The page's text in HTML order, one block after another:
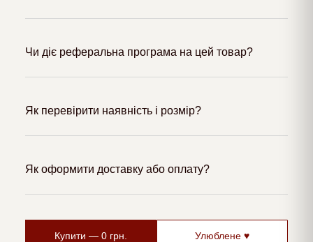
Чи діє реферальна програма на цей товар?
Як перевірити наявність і розмір?
Як оформити доставку або оплату?
Купити — 0 грн. Улюблене ♥